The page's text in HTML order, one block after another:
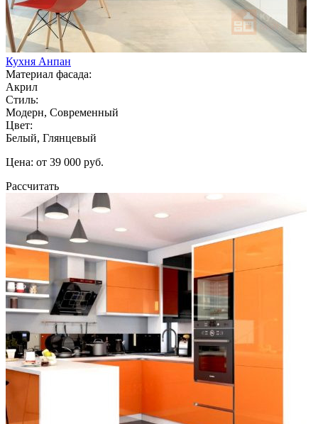
Кухня Анпан
Материал фасада:
Акрил
Стиль:
Модерн, Современный
Цвет:
Белый, Глянцевый
Цена: от 39 000 руб.
Рассчитать